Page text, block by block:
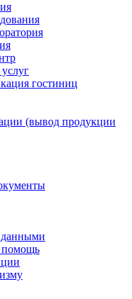
гостиниц
(вывод продукции
данными
помощь